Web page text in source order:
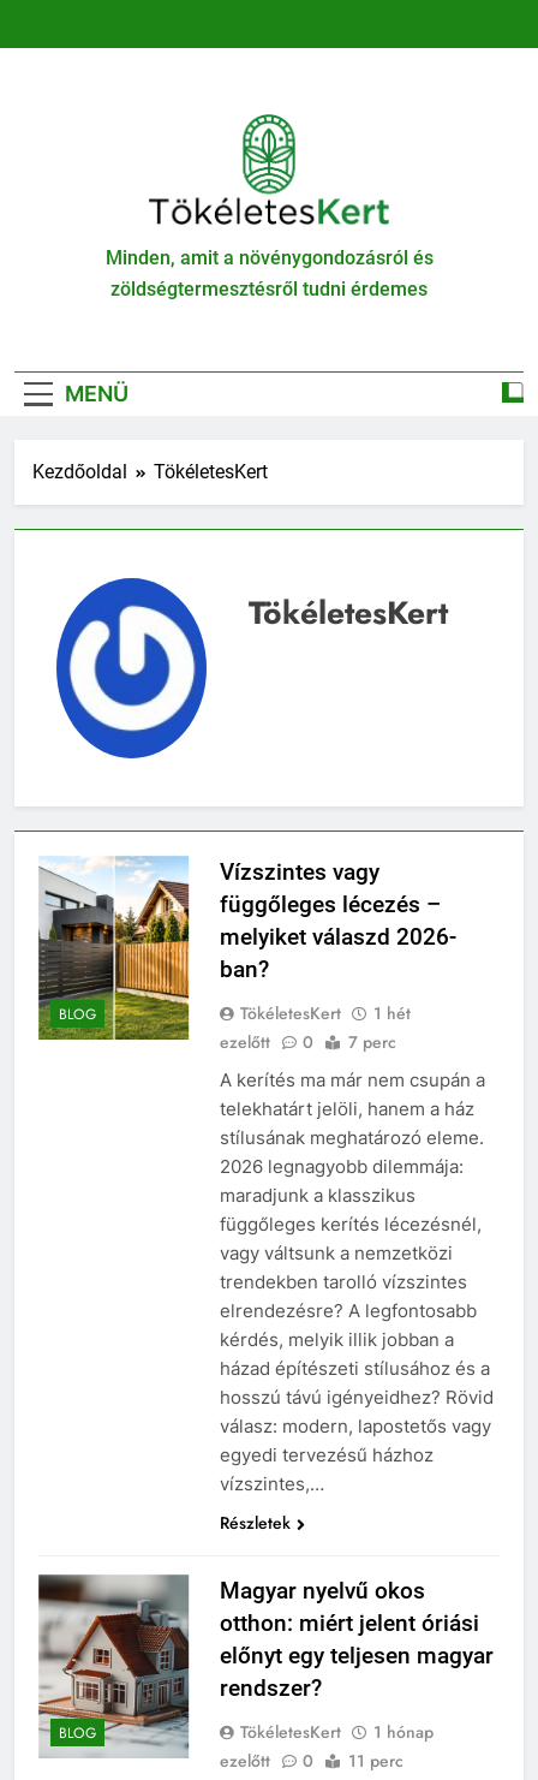
TökéletesKert
Minden, amit a növénygondozásról és
zöldségtermesztésről tudni érdemes
MENÜ
Kezdőoldal TökéletesKert
TökéletesKert
BLOG
Vízszintes vagy
függőleges lécezés –
melyiket válaszd 2026-
ban?
TökéletesKert
1 hét
ezelőtt
0 7 perc
A kerítés ma már nem csupán a
telekhatárt jelöli, hanem a ház
stílusának meghatározó eleme.
2026 legnagyobb dilemmája:
maradjunk a klasszikus
függőleges kerítés lécezésnél,
vagy váltsunk a nemzetközi
trendekben tarolló vízszintes
elrendezésre? A legfontosabb
kérdés, melyik illik jobban a
házad építészeti stílusához és a
hosszú távú igényeidhez? Rövid
válasz: modern, lapostetős vagy
egyedi tervezésű házhoz
vízszintes,…
Részletek
BLOG
Magyar nyelvű okos
otthon: miért jelent óriási
előnyt egy teljesen magyar
rendszer?
TökéletesKert
1 hónap
ezelőtt
0 11 perc